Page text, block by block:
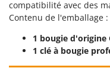
Z
Zephir
ZGrills
compatibilité avec des
Contenu de l'emballage :
1 bougie d'origine
1 clé à bougie